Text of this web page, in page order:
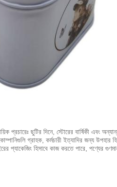
প্রচারেঃ ছুটির দিনে, স্টোরের বার্ষিকী এবং
গ্রাহক, কর্মচারী ইত্যাদির জন্য উপহার
প্যাকেজিং হিসাবে কাজ করতে পারে, পণ্যের